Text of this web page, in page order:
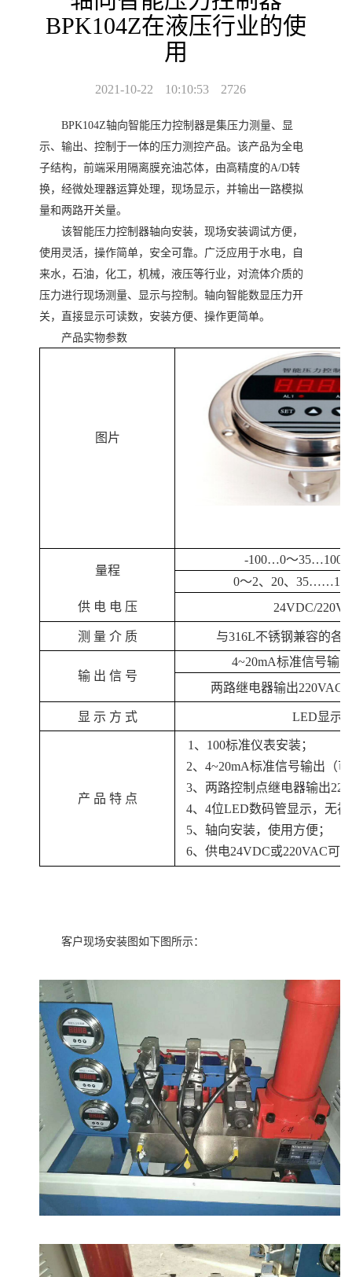
BPK104Z在液压行业的使
用
2021-10-22 10:10:53 2726
BPK104Z轴向智能压力控制器是集压力测量、显
示、输出、控制于一体的压力测控产品。该产品为全电
子结构，前端采用隔离膜充油芯体，由高精度的A/D转
换，经微处理器运算处理，现场显示，并输出一路模拟
量和两路开关量。
该智能压力控制器轴向安装，现场安装调试方便，
使用灵活，操作简单，安全可靠。广泛应用于水电，自
来水，石油，化工，机械，液压等行业，对流体介质的
压力进行现场测量、显示与控制。轴向智能数显压力开
关，直接显示可读数，安装方便、操作更简单。
产品实物参数
图片
量程
-100…0～35…100
0～2、20、
供 电 电 压 24VDC/
测 量 介 质 与316L不锈钢兼容的各
输出 信 号
4~20mA标准信号输
两路继电器输出220VAC
显 示 方 式 LED显示
产 品 特 点
1、 100标准仪表安装；
2、 4~20mA标准信号输出（
3、 两路控制点继电器输出
4、 4位LED数码管显示，无
5、 轴向安装，使用方便 ；
6、 供电24VDC或220VAC可
客户现场安装图如下图所示：